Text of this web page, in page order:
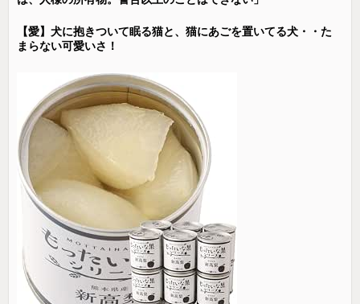
【愛】犬に抱きついて眠る猫と、猫にあごを置いてる犬・・た
まらない可愛いさ！